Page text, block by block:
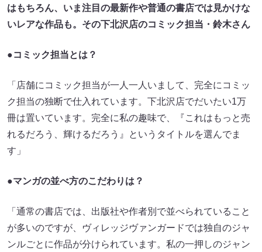
はもちろん、いま注目の最新作や普通の書店では見かけな
いレアな作品も。その下北沢店のコミック担当・鈴木さん
●コミック担当とは？
「店舗にコミック担当が一人一人いまして、完全にコミッ
ク担当の独断で仕入れています。下北沢店でだいたい1万
冊は置いています。完全に私の趣味で、『これはもっと売
れるだろう、輝けるだろう』というタイトルを選んでま
す」
●マンガの並べ方のこだわりは？
「通常の書店では、出版社や作者別で並べられていること
が多いのですが、ヴィレッジヴァンガードでは独自のジャ
ンルごとに作品が分けられています。私の一押しのジャン